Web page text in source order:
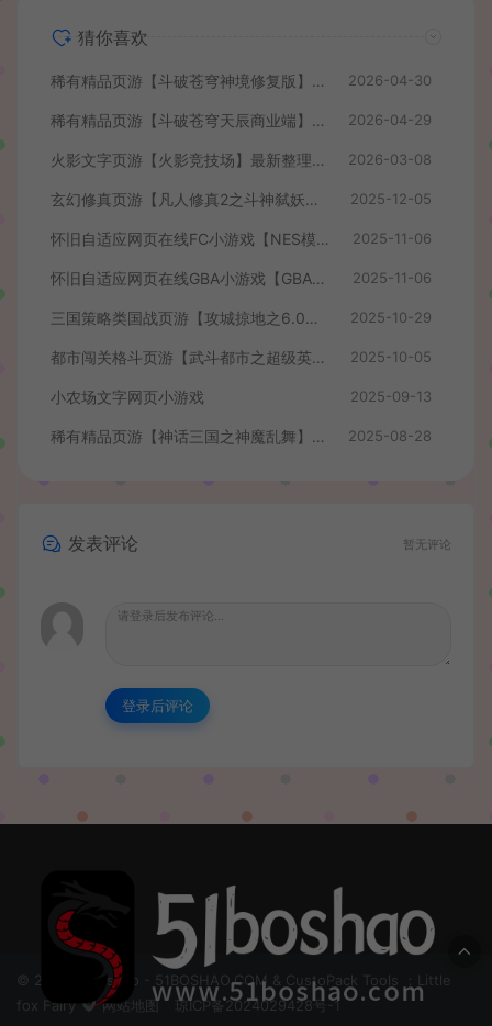
猜你喜欢
稀有精品页游【斗破苍穹神境修复版】最新整理单机一键即玩镜像端+Linux手工服务端+管理后台+详细搭建教程 2026-04-30
稀有精品页游【斗破苍穹天辰商业端】最新整理单机一键即玩镜像端+Linux手工服务端+管理后台+详细搭建教程+视频教程 2026-04-29
火影文字页游【火影竞技场】最新整理WIN系服务端+管理后台+详细搭建教程 2026-03-08
玄幻修真页游【凡人修真2之斗神弑妖】最新整理WIN系服务端+GM工具+详细搭建教程+外网教程 2025-12-05
怀旧自适应网页在线FC小游戏【NES模拟器】最新整理WIN系服务端+Linux手工服务端+管理后台+支持手柄+存档 2025-11-06
怀旧自适应网页在线GBA小游戏【GBA模拟器】最新整理WIN系服务端+Linux手工服务端+管理后台+支持手柄+存档 2025-11-06
三国策略类国战页游【攻城掠地之6.0东吴大帝版】最新整理WIN系服务端+管理后台+详细外网教程 2025-10-29
都市闯关格斗页游【武斗都市之超级英雄】最新整理Win系服务端+货币修改教程+详细外网搭建教程 2025-10-05
小农场文字网页小游戏 2025-09-13
稀有精品页游【神话三国之神魔乱舞】最新整理Win系服务端+货币充值教程+详细外网搭建教程 2025-08-28
发表评论 暂无评论
登录后评论
© 2024 51boshao - 51BOSHAO.COM & CustoPack Tools ：Little
fox Fairy
网站地图 琼ICP备2024029428号-1